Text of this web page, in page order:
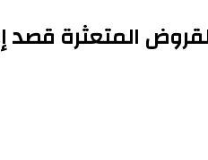
المتعثرة قصد إعادة